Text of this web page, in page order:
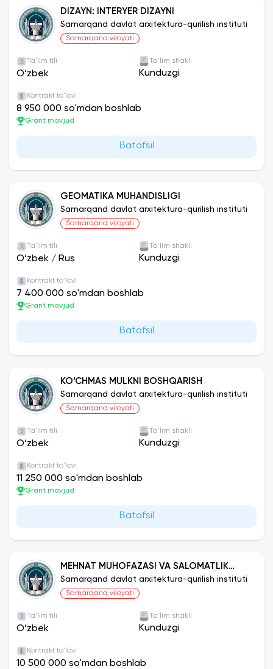
DIZAYN: INTERYER DIZAYNI
Samarqand davlat arxitektura-qurilish instituti
Samarqand viloyati
Ta'lim tili
O‘zbek
Ta'lim shakli
Kunduzgi
Kontrakt to'lovi
8 950 000 so'mdan boshlab
Grant mavjud
Batafsil
GEOMATIKA MUHANDISLIGI
Samarqand davlat arxitektura-qurilish instituti
Samarqand viloyati
Ta'lim tili
O‘zbek / Rus
Ta'lim shakli
Kunduzgi
Kontrakt to'lovi
7 400 000 so'mdan boshlab
Grant mavjud
Batafsil
KO‘CHMAS MULKNI BOSHQARISH
Samarqand davlat arxitektura-qurilish instituti
Samarqand viloyati
Ta'lim tili
O‘zbek
Ta'lim shakli
Kunduzgi
Kontrakt to'lovi
11 250 000 so'mdan boshlab
Grant mavjud
Batafsil
MEHNAT MUHOFAZASI VA SALOMATLIK
MUHANDISLIGI
Samarqand davlat arxitektura-qurilish instituti
Samarqand viloyati
Ta'lim tili
O‘zbek
Ta'lim shakli
Kunduzgi
Kontrakt to'lovi
10 500 000 so'mdan boshlab